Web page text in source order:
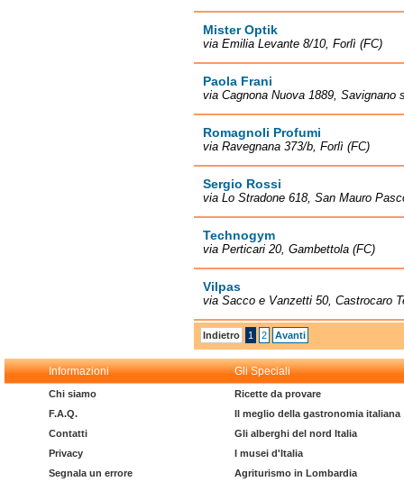
Mister Optik
via Emilia Levante 8/10, Forlì (FC)
Paola Frani
via Cagnona Nuova 1889, Savignano
Romagnoli Profumi
via Ravegnana 373/b, Forlì (FC)
Sergio Rossi
via Lo Stradone 618, San Mauro
Technogym
via Perticari 20, Gambettola (FC)
Vilpas
via Sacco e Vanzetti 50, Castrocaro
Indietro 1 2 Avanti
Informazioni Gli Speciali
Chi siamo
F.A.Q.
Contatti
Privacy
Segnala un errore
Ricette da provare
Il meglio della gastronomia italiana
Gli alberghi del nord Italia
I musei d'Italia
Agriturismo in Lombardia